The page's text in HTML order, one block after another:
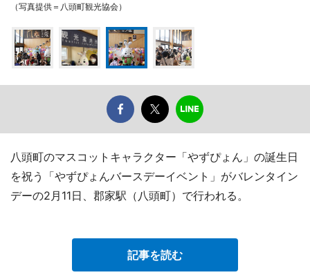
（写真提供＝八頭町観光協会）
八頭町のマスコットキャラクター「やずぴょん」の誕生日
を祝う「やずぴょんバースデーイベント」がバレンタイン
デーの2月11日、郡家駅（八頭町）で行われる。
記事を読む